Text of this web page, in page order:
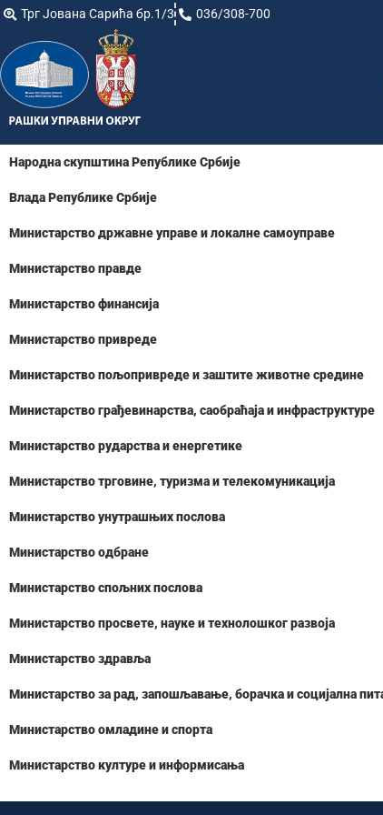
Трг Јована Сарића бр.1/3 036/308-700
Народна скупштина Републике Србије
Влада Републике Србије
Министарство државне управе и локалне самоуправе
Министарство правде
Министарство финансија
Министарство привреде
Министарство пољопривреде и заштите животне средине
Министарство грађевинарства, саобраћаја и инфраструктуре
Министарство рударства и енергетике
Министарство трговине, туризма и телекомуникација
Министарство унутрашњих послова
Министарство одбране
Министарство спољних послова
Министарство просвете, науке и технолошког развоја
Министарство здравља
Министарство за рад, запошљавање, борачка и социјална
Министарство омладине и спорта
Министарство културе и информисања